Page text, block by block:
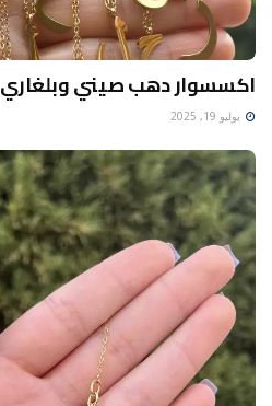
اكسسوار دهب صيني وبلغاري
يوليو 19, 2025